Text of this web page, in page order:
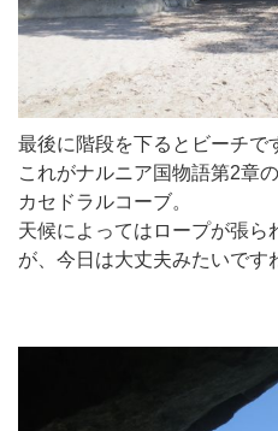
最後に階段を下るとビーチで
これがナルニア国物語第2章
カセドラルコーブ。
天候によってはロープが張ら
が、今日は大丈夫みたいです